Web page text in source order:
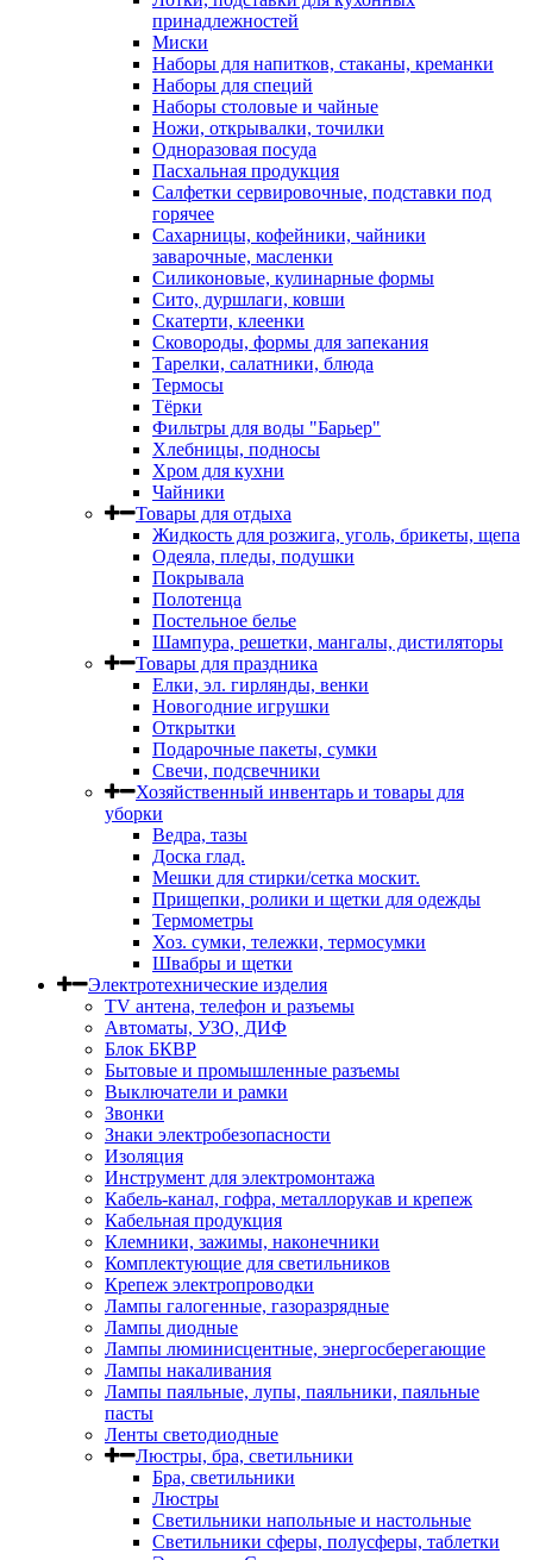
принадлежностей
Миски
Наборы для напитков, стаканы, креманки
Наборы для специй
Наборы столовые и чайные
Ножи, открывалки, точилки
Одноразовая посуда
Пасхальная продукция
Салфетки сервировочные, подставки под
горячее
Сахарницы, кофейники, чайники
заварочные, масленки
Силиконовые, кулинарные формы
Сито, дуршлаги, ковши
Скатерти, клеенки
Сковороды, формы для запекания
Тарелки, салатники, блюда
Термосы
Тёрки
Фильтры для воды "Барьер"
Хлебницы, подносы
Хром для кухни
Чайники
Товары для отдыха
Жидкость для розжига, уголь, брикеты, щепа
Одеяла, пледы, подушки
Покрывала
Полотенца
Постельное белье
Шампура, решетки, мангалы, дистиляторы
Товары для праздника
Елки, эл. гирлянды, венки
Новогодние игрушки
Открытки
Подарочные пакеты, сумки
Свечи, подсвечники
Хозяйственный инвентарь и товары для
уборки
Ведра, тазы
Доска глад.
Мешки для стирки/сетка москит.
Прищепки, ролики и щетки для одежды
Термометры
Хоз. сумки, тележки, термосумки
Швабры и щетки
Электротехнические изделия
TV aнтена, телефон и разъемы
Автоматы, УЗО, ДИФ
Блок БКВР
Бытовые и промышленные разъемы
Выключатели и рамки
Звонки
Знаки электробезопасности
Изоляция
Инструмент для электромонтажа
Кабель-канал, гофра, металлорукав и крепеж
Кабельная продукция
Клемники, зажимы, наконечники
Комплектующие для светильников
Крепеж электропроводки
Лампы галогенные, газоразрядные
Лампы диодные
Лампы люминисцентные, энергосберегающие
Лампы накаливания
Лампы паяльные, лупы, паяльники, паяльные
пасты
Ленты светодиодные
Люстры, бра, светильники
Бра, светильники
Люстры
Светильники напольные и настольные
Светильники сферы, полусферы, таблетки